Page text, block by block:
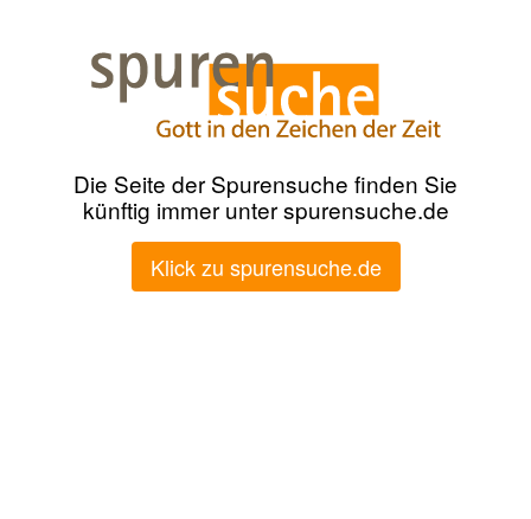
Die Seite der Spurensuche finden Sie
künftig immer unter spurensuche.de
Klick zu spurensuche.de